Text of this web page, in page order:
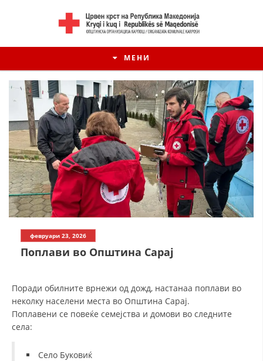
МЕНИ
ДЕЈСТВУВАЊЕ
февруари 23, 2026
Поплави во Општина Сарај
Поради обилните врнежи од дожд, настанаа поплави во
неколку населени места во Општина Сарај.
Поплавени се повеќе семејства и домови во следните
села:
Село Буковиќ